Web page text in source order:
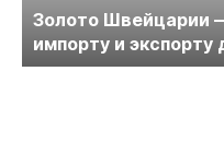
Золото Швейцарии
импорту и экспорту